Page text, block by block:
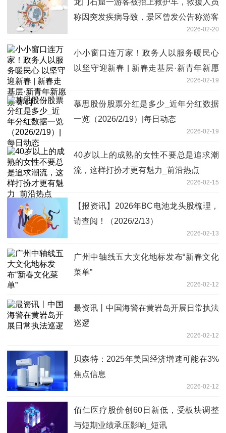
称因突发疾病导致，景区曾发公告称游客
接近最大承载量停止售票|天天快报2026-02-20
小小窗口连万家！政务人以服务暖民心
以坚守迎新春 | 新春走基层·新青年新愿
2026-02-19
慕思股份股票分红是多少_近年分红数据
一览（2026/2/19）|每日动态
2026-02-19
40岁以上的成熟的女性不要总是追求潮
流，这样打扮才更有魅力_前沿热点
2026-02-15
【报资讯】2026年BC电池龙头股梳理，
请查阅！（2026/2/13）
2026-02-13
广州中轴线五大文化地标发布“新春文化
菜单”
2026-02-12
最资讯丨中国海警在黄岩岛开展日常执法
巡逻
2026-02-12
贝森特：2025年美国经济增速可能在3%
焦点信息
2026-02-12
佰仁医疗股价创60日新低，受板块调整
与短期业绩承压影响_短讯